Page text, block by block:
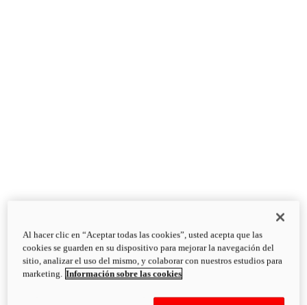
Al hacer clic en “Aceptar todas las cookies”, usted acepta que las
cookies se guarden en su dispositivo para mejorar la navegación del
sitio, analizar el uso del mismo, y colaborar con nuestros estudios para
marketing. Información sobre las cookies